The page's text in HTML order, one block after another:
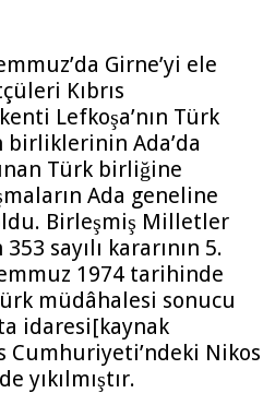
Girne’yi ele
Kıbrıs
Lefkoşa’nın Türk
birliklerinin Ada’da
Türk birliğine
Ada geneline
Birleşmiş Milletler
sayılı kararının 5.
1974 tarihinde
müdâhalesi sonucu
idaresi[kaynak
Cumhuriyeti’ndeki Nikos
yıkılmıştır.